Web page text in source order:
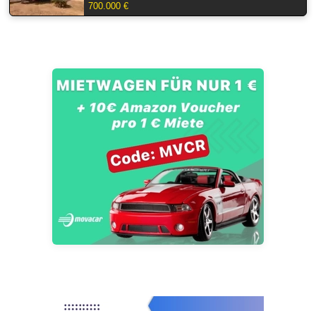
700.000 €